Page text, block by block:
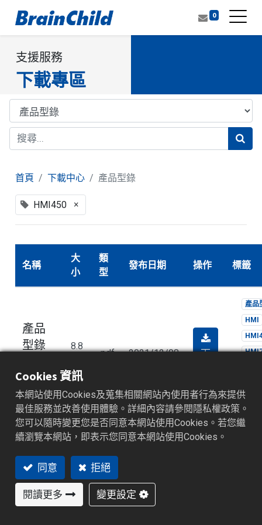
0
支援服務
下載專區
首頁 下載中心 產品型錄
HMI450 ×
名稱
大
小
類
型
發布日期 操作 標籤
產品
型錄
英文
8.8
.pdf 2021/12/08
下
產品
HMI
產品
型錄
_HMI_
繁體
9.3
MB
.pdf 2021/12/08
Cookies 資訊
本網站使用Cookies及蒐集相關網站內使用者行為來提供
最佳服務並改善使用體驗。詳細內容請參閱隱私權政策。
您可以隨時變更您是否同意本網站使用Cookies。若您繼
續瀏覽本網站，即表示您同意本網站使用Cookies。
同意 拒絕
閱讀更多 變更設定